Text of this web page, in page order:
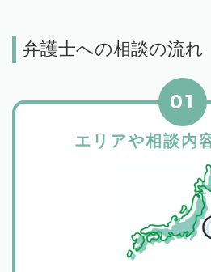
弁護士への相談の流れ
エリアや相談内
01